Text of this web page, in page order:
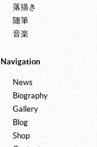
落描き
随筆
音楽
Navigation
News
Biography
Gallery
Blog
Shop